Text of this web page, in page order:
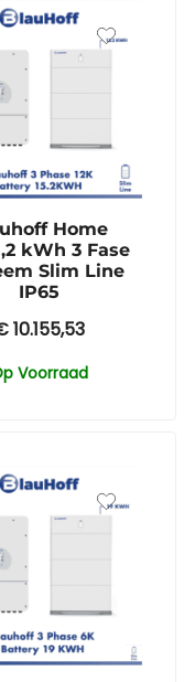
Home
kWh 3 Fase
Slim Line
IP65
10.155,53
Voorraad